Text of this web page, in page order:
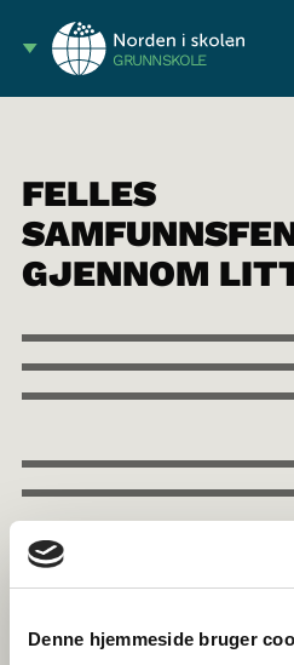
Denne hjemmeside bruger
GRUNNSKOLE
FELLES
GJENNOM